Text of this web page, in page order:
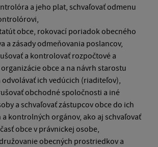
a jeho plat, schvaľovať odmenu
obce, rokovací poriadok obecného
a zásady odmeňovania poslancov,
a kontrolovať rozpočtové a
obce a na návrh starostu
odvolávať ich vedúcich (riaditeľov),
obchodné spoločnosti a iné
a schvaľovať zástupcov obce do ich
kontrolných orgánov, ako aj schvaľovať
obce v právnickej osobe,
obecných prostriedkov a